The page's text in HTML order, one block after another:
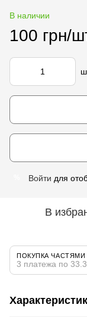
В наличии
100 грн/
Войти для
В
ПОКУПКА ЧАСТЯМИ
3 платежа по